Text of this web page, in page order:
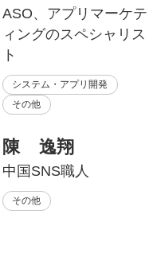
ASO、アプリマーケテ
ィングのスペシャリス
ト
システム・アプリ開発
その他
陳 逸翔
中国SNS職人
その他